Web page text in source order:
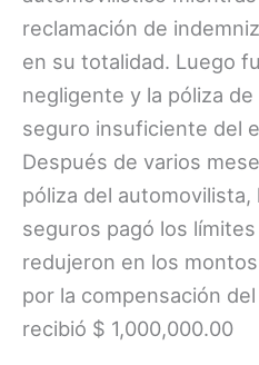
reclamación de
en su totalidad. Luego
negligente y la póliza
seguro insuficiente del
Después de varios
póliza del automovilista,
seguros pagó los
redujeron en los
por la compensación
recibió $ 1,000,000.00